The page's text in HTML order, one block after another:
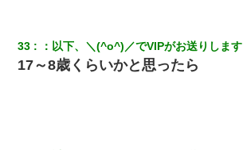
33 ： 以下、＼(^o^)／でVIPがお送りします
17～8歳くらいかと思ったら